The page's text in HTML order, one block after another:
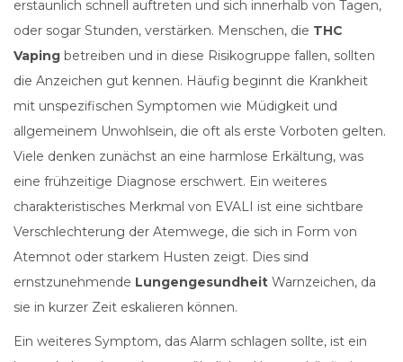
erstaunlich schnell auftreten und sich innerhalb von Tagen,
oder sogar Stunden, verstärken. Menschen, die THC
Vaping betreiben und in diese Risikogruppe fallen, sollten
die Anzeichen gut kennen. Häufig beginnt die Krankheit
mit unspezifischen Symptomen wie Müdigkeit und
allgemeinem Unwohlsein, die oft als erste Vorboten gelten.
Viele denken zunächst an eine harmlose Erkältung, was
eine frühzeitige Diagnose erschwert. Ein weiteres
charakteristisches Merkmal von EVALI ist eine sichtbare
Verschlechterung der Atemwege, die sich in Form von
Atemnot oder starkem Husten zeigt. Dies sind
ernstzunehmende Lungengesundheit Warnzeichen, da
sie in kurzer Zeit eskalieren können.
Ein weiteres Symptom, das Alarm schlagen sollte, ist ein